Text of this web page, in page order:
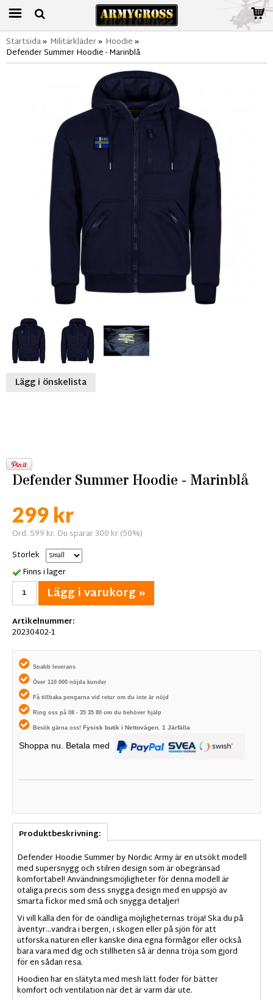
Startsida» Militärkläder» Hoodie»
Defender Summer Hoodie - Marinblå
Lägg i önskelista
Defender Summer Hoodie - Marinblå
299 kr
Ord. 599 kr. Du sparar 300 kr (50%)
Storlek
Finns i lager
Lägg i varukorg »
Artikelnummer:
20230402-1
Snabb leverans
Över 110 000 nöjda kunder
Få tillbaka pengarna vid retur om du inte är nöjd
Ring oss på 08 - 35 35 80 om du behöver hjälp
Besök gärna oss! Fysisk butik i Nettovägen. 1 Järfälla
Shoppa nu. Betala med
Produktbeskrivning:
Defender Hoodie Summer by Nordic Army är en utsökt modell
med supersnygg och stilren design som är obegränsad
komfortabel! Användningsmöjligheter för denna modell är
otaliga precis som dess snygga design med en uppsjö av
smarta fickor med små och snygga detaljer!
Vi vill kalla den för de oändliga möjligheternas tröja! Ska du på
äventyr...vandra i bergen, i skogen eller på sjön för att
utforska naturen eller kanske dina egna förmågor eller också
bara vara med dig och stillheten så är denna tröja som gjord
för en sådan resa.
Hoodien har en slätyta med mesh lätt foder för bätter
komfort och ventilation när det är varm där ute.